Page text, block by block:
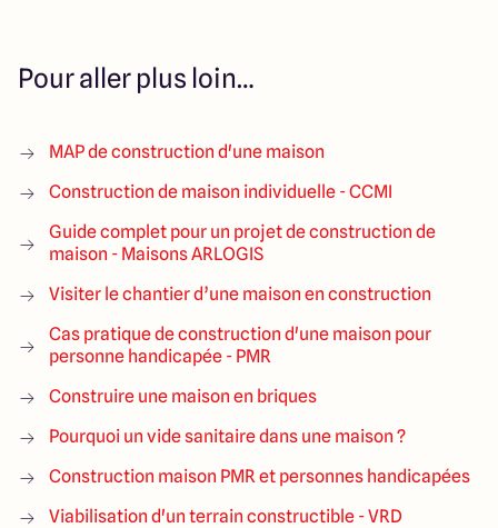
Pour aller plus loin…
MAP de construction d'une maison
Construction de maison individuelle - CCMI
Guide complet pour un projet de construction de
maison - Maisons ARLOGIS
Visiter le chantier d’une maison en construction
Cas pratique de construction d'une maison pour
personne handicapée - PMR
Construire une maison en briques
Pourquoi un vide sanitaire dans une maison ?
Construction maison PMR et personnes handicapées
Viabilisation d'un terrain constructible - VRD